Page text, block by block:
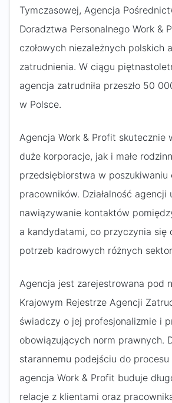
Tymczasowej, Agencja
Doradztwa Personalnego Work &
czołowych niezależnych polskich
zatrudnienia. W ciągu
agencja zatrudniła przeszło 50
w Polsce.
Agencja Work & Profit skutecznie
duże korporacje, jak i małe
przedsiębiorstwa w poszukiwaniu
pracowników. Działalność agencji
nawiązywanie kontaktów
a kandydatami, co przyczynia się
potrzeb kadrowych różnych
Agencja jest zarejestrowana pod
Krajowym Rejestrze Agencji
świadczy o jej profesjonalizmie i
obowiązujących norm prawnych.
starannemu podejściu do
agencja Work & Profit buduje
relacje z klientami oraz